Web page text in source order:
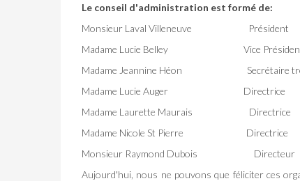
Le conseil d'administration est formé de:
Monsieur Laval Villeneuve Président
Madame Lucie Belley Vice
Madame Jeannine Héon Secrétaire
Madame Lucie Auger Directrice
Madame Laurette Maurais Directrice
Madame Nicole St Pierre Directrice
Monsieur Raymond Dubois Directeur
Aujourd'hui, nous ne pouvons que féliciter ces